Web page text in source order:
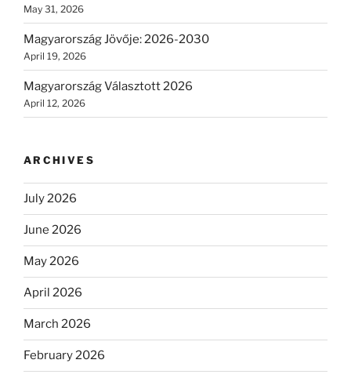
May 31, 2026
Magyarország Jövője: 2026-2030
April 19, 2026
Magyarország Választott 2026
April 12, 2026
ARCHIVES
July 2026
June 2026
May 2026
April 2026
March 2026
February 2026